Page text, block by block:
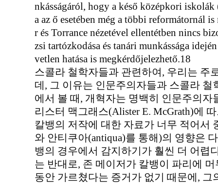
nkásságáról, hogy a késő középkori
a az ő esetében még a többi reformátornál
r és Torrance nézetével ellentétben nincs
zsi tartózkodása és tanári munkássága
vetlen hatása is megkérdőjelezhető.18
스콜라 철학자들과 관련하여, 우리는 주
데, 그 이유는 인문주의자들과 스콜라
에서 볼 때, 개혁자는 명백히 인문주의자
리스터 맥그래스(Alister E. McGrath)에
칼뱅의 저작에 대한 자료가 너무 적어서
와 안티쿠아(antiqua)를 통해)의 영향은
뱅의 경우에서 감지하기가 훨씬 더 어렵
는 반대로, 존 메이저가 칼뱅이 파리에
동안 가르쳤다는 증거가 없기 때문에,